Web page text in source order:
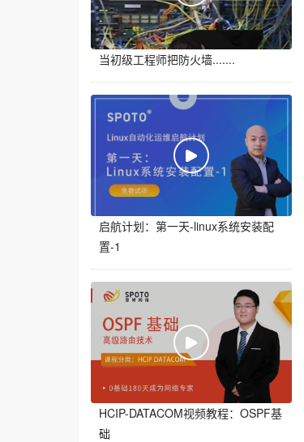
当初级工程师把防火墙.......
启航计划：第一天-linux系统安装配
置-1
HCIP-DATACOM视频教程：OSPF基
础